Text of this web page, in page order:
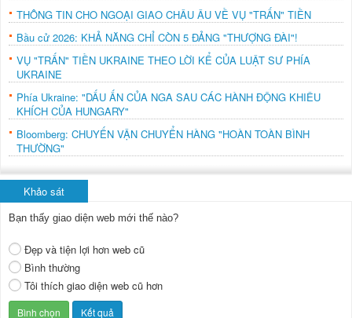
THÔNG TIN CHO NGOẠI GIAO CHÂU ÂU VỀ VỤ "TRẤN" TIỀN
Bầu cử 2026: KHẢ NĂNG CHỈ CÒN 5 ĐẢNG "THƯỢNG ĐÀI"!
VỤ "TRẤN" TIỀN UKRAINE THEO LỜI KỂ CỦA LUẬT SƯ PHÍA
UKRAINE
Phía Ukraine: "DẤU ẤN CỦA NGA SAU CÁC HÀNH ĐỘNG KHIÊU
KHÍCH CỦA HUNGARY"
Bloomberg: CHUYẾN VẬN CHUYỂN HÀNG "HOÀN TOÀN BÌNH
THƯỜNG"
Khảo sát
Bạn thấy giao diện web mới thế nào?
Đẹp và tiện lợi hơn web cũ
Bình thường
Tôi thích giao diện web cũ hơn